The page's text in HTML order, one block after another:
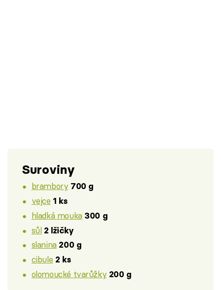
Suroviny
brambory 700 g
vejce 1 ks
hladká mouka 300 g
sůl 2 lžičky
slanina 200 g
cibule 2 ks
olomoucké tvarůžky 200 g